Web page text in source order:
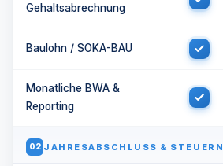
Gehaltsabrechnung
Baulohn / SOKA-BAU
Monatliche BWA &
Reporting
02 JAHRESABSCHLUSS & STEUERN